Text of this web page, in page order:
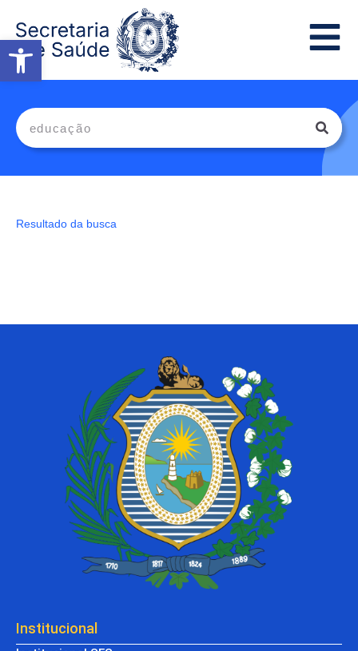
Abrir a barra de ferramentas
Resultado da busca
Institucional